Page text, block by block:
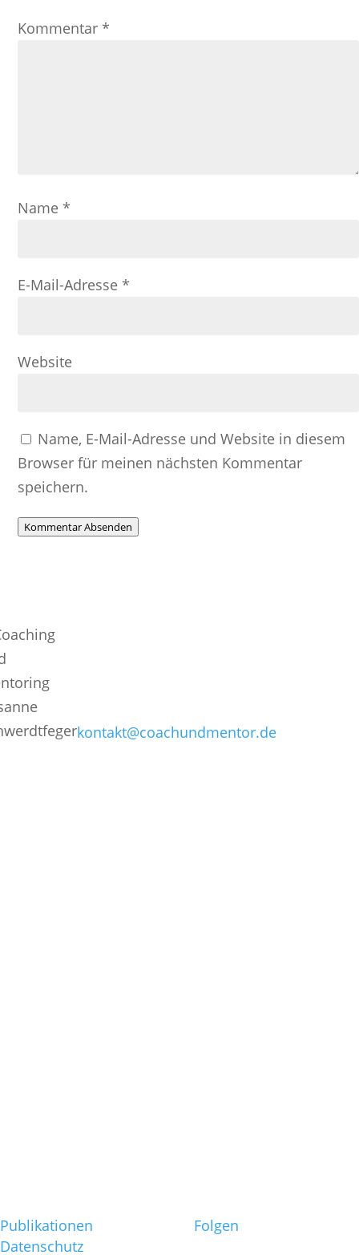
Kommentar *
Name *
E-Mail-Adresse *
Website
Name, E-Mail-Adresse und Website in diesem
Browser für meinen nächsten Kommentar
speichern.
Kommentar Absenden
kontakt@coachundmentor.de
Publikationen
Datenschutz
Folgen